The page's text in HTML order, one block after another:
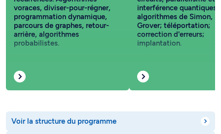
voraces, diviser-pour-régner,
programmation dynamique,
parcours de graphes, retour-
arrière, algorithmes
probabilistes.
interférence quantiques;
algorithmes de Simon,
Grover; téléportation;
correction d'erreurs;
implantation.
Voir la structure du programme